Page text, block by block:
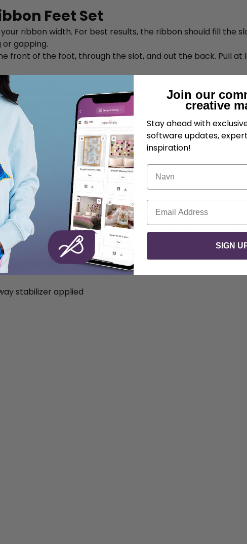
Feet Set
ribbon width. For best results, the ribbon should fill the
gapping.
front of the foot, through the slot, and out the back. Pull at
sure the ribbon moves freely as you sew. You can place
shoulder to keep it feeding smoothly and without tension.
Stitching
function, you can use it with the Ribbon Feet Set to
begin to prevent the ribbon from pulling
and change direction as you stitch
pace for the best results
— avoid thick or textured ribbons that won't feed evenly
from fabric, either straight grain or on the bias, for a
start from the inside and work outward
Heart
stabilizer applied
Join our
creative
Stay ahead with
software updates,
inspiration!
Navn
E-post
SIGN